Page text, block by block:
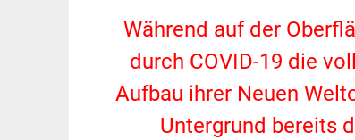
Während auf der
durch COVID-19 die
Aufbau ihrer Neuen
Untergrund bereits